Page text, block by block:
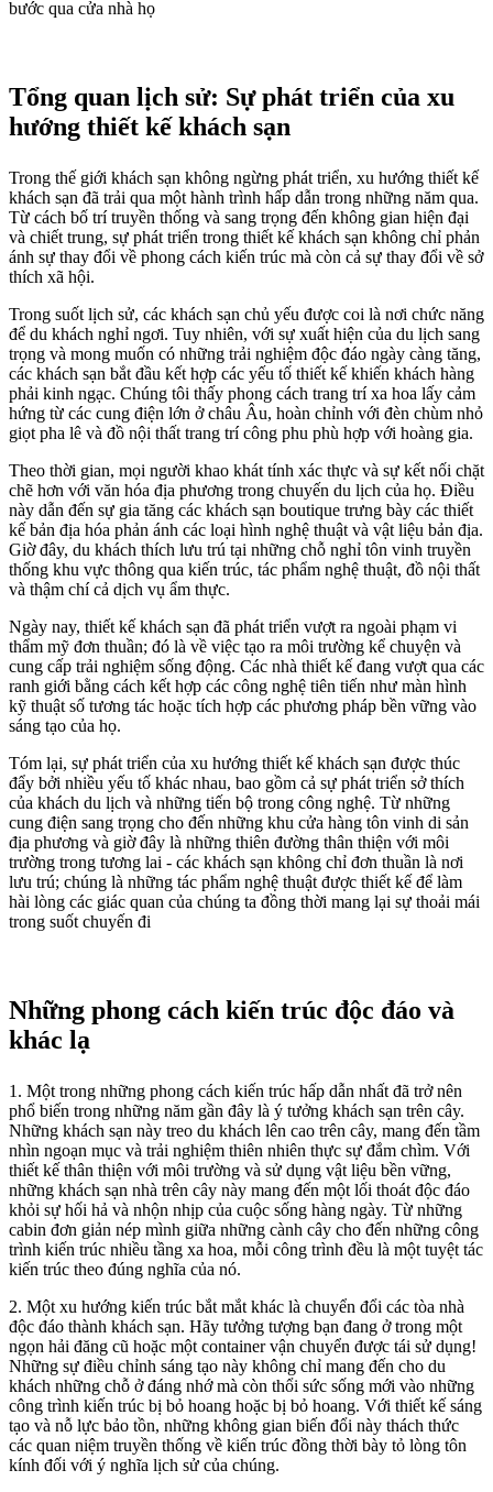
bước qua cửa nhà họ
Tổng quan lịch sử: Sự phát triển của xu
hướng thiết kế khách sạn
Trong thế giới khách sạn không ngừng phát triển, xu hướng thiết kế
khách sạn đã trải qua một hành trình hấp dẫn trong những năm qua.
Từ cách bố trí truyền thống và sang trọng đến không gian hiện đại
và chiết trung, sự phát triển trong thiết kế khách sạn không chỉ phản
ánh sự thay đổi về phong cách kiến trúc mà còn cả sự thay đổi về sở
thích xã hội.
Trong suốt lịch sử, các khách sạn chủ yếu được coi là nơi chức năng
để du khách nghỉ ngơi. Tuy nhiên, với sự xuất hiện của du lịch sang
trọng và mong muốn có những trải nghiệm độc đáo ngày càng tăng,
các khách sạn bắt đầu kết hợp các yếu tố thiết kế khiến khách hàng
phải kinh ngạc. Chúng tôi thấy phong cách trang trí xa hoa lấy cảm
hứng từ các cung điện lớn ở châu Âu, hoàn chỉnh với đèn chùm nhỏ
giọt pha lê và đồ nội thất trang trí công phu phù hợp với hoàng gia.
Theo thời gian, mọi người khao khát tính xác thực và sự kết nối chặt
chẽ hơn với văn hóa địa phương trong chuyến du lịch của họ. Điều
này dẫn đến sự gia tăng các khách sạn boutique trưng bày các thiết
kế bản địa hóa phản ánh các loại hình nghệ thuật và vật liệu bản địa.
Giờ đây, du khách thích lưu trú tại những chỗ nghỉ tôn vinh truyền
thống khu vực thông qua kiến trúc, tác phẩm nghệ thuật, đồ nội thất
và thậm chí cả dịch vụ ẩm thực.
Ngày nay, thiết kế khách sạn đã phát triển vượt ra ngoài phạm vi
thẩm mỹ đơn thuần; đó là về việc tạo ra môi trường kể chuyện và
cung cấp trải nghiệm sống động. Các nhà thiết kế đang vượt qua các
ranh giới bằng cách kết hợp các công nghệ tiên tiến như màn hình
kỹ thuật số tương tác hoặc tích hợp các phương pháp bền vững vào
sáng tạo của họ.
Tóm lại, sự phát triển của xu hướng thiết kế khách sạn được thúc
đẩy bởi nhiều yếu tố khác nhau, bao gồm cả sự phát triển sở thích
của khách du lịch và những tiến bộ trong công nghệ. Từ những
cung điện sang trọng cho đến những khu cửa hàng tôn vinh di sản
địa phương và giờ đây là những thiên đường thân thiện với môi
trường trong tương lai - các khách sạn không chỉ đơn thuần là nơi
lưu trú; chúng là những tác phẩm nghệ thuật được thiết kế để làm
hài lòng các giác quan của chúng ta đồng thời mang lại sự thoải mái
trong suốt chuyến đi
Những phong cách kiến trúc độc đáo và
khác lạ
1. Một trong những phong cách kiến trúc hấp dẫn nhất đã trở nên
phổ biến trong những năm gần đây là ý tưởng khách sạn trên cây.
Những khách sạn này treo du khách lên cao trên cây, mang đến tầm
nhìn ngoạn mục và trải nghiệm thiên nhiên thực sự đắm chìm. Với
thiết kế thân thiện với môi trường và sử dụng vật liệu bền vững,
những khách sạn nhà trên cây này mang đến một lối thoát độc đáo
khỏi sự hối hả và nhộn nhịp của cuộc sống hàng ngày. Từ những
cabin đơn giản nép mình giữa những cành cây cho đến những công
trình kiến trúc nhiều tầng xa hoa, mỗi công trình đều là một tuyệt tác
kiến trúc theo đúng nghĩa của nó.
2. Một xu hướng kiến trúc bắt mắt khác là chuyển đổi các tòa nhà
độc đáo thành khách sạn. Hãy tưởng tượng bạn đang ở trong một
ngọn hải đăng cũ hoặc một container vận chuyển được tái sử dụng!
Những sự điều chỉnh sáng tạo này không chỉ mang đến cho du
khách những chỗ ở đáng nhớ mà còn thổi sức sống mới vào những
công trình kiến trúc bị bỏ hoang hoặc bị bỏ hoang. Với thiết kế sáng
tạo và nỗ lực bảo tồn, những không gian biến đổi này thách thức
các quan niệm truyền thống về kiến trúc đồng thời bày tỏ lòng tôn
kính đối với ý nghĩa lịch sử của chúng.